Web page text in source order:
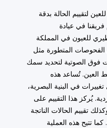
لتقييم الحالة بدقة
في عيادة
للعيون في المملكة
الفحوصات المتطورة مثل
فوق الصوتية لتحديد سمك
العين. تُساعد هذه
في البنية البصرية،
يُركز هذا التقييم على
تقييم الحالات الناتجة
تتيح هذه العملية